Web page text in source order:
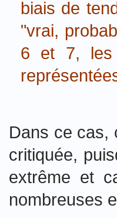
biais de
"vrai,
6 et 7, les
Dans ce cas,
critiquée,
extrême et
nombreuses